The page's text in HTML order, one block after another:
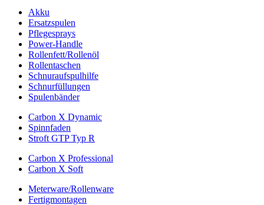
Akku
Ersatzspulen
Pflegesprays
Power-Handle
Rollenfett/Rollenöl
Rollentaschen
Schnuraufspulhilfe
Schnurfüllungen
Spulenbänder
Carbon X Dynamic
Spinnfaden
Stroft GTP Typ R
Carbon X Professional
Carbon X Soft
Meterware/Rollenware
Fertigmontagen